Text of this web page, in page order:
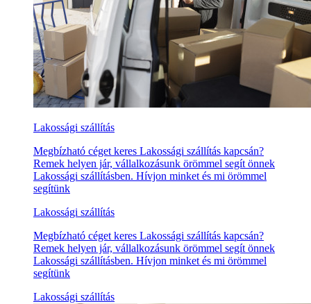
Lakossági szállítás
Megbízható céget keres Lakossági szállítás kapcsán?
Remek helyen jár, vállalkozásunk örömmel segít önnek
Lakossági szállításben. Hívjon minket és mi örömmel
segítünk
Lakossági szállítás
Megbízható céget keres Lakossági szállítás kapcsán?
Remek helyen jár, vállalkozásunk örömmel segít önnek
Lakossági szállításben. Hívjon minket és mi örömmel
segítünk
Lakossági szállítás